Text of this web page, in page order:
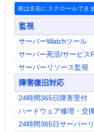
監視
サーバーWatchツール
サーバー死活/サービス
サーバーリソース監視
障害復旧対応
24時間365日障害受付
ハードウェア修理・交
24時間365日サーバー